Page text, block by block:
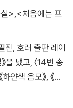
없이 데려간 어린
의뢰인이 알려준
읍 모슬포항
집을 사겠다고 한
> <처음에는 프
진, 호러 출판 레이
을 냈고, 〈14번 송
얀색 음모》, 《처